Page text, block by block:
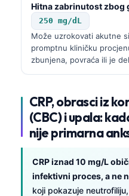
Hitna zabrinutost zbog
250 mg/dL
Može uzrokovati akutne
promptnu kliničku
zbunjena, povraća ili je
CRP, obrasci iz
(CBC) i upala:
nije primarna
CRP iznad 10 mg/L
infektivni proces, a ne
koji pokazuje
Nederlands
Bahasa Indonesia
Հայերեն
Српски језик
Svenska
Bosanski
Azərbaycan dili